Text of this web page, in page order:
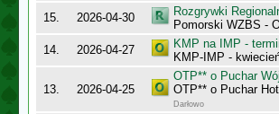
15.
2026-04-30
Rozgrywki
Pomorski WZBS -
14.
2026-04-27
KMP na IMP -
KMP-IMP -
13. 2026-04-25
OTP** o Puchar
OTP** o Puchar
Darłowo